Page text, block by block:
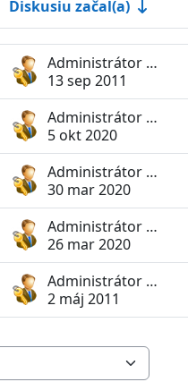
Diskusiu začal(a)
Administrátor Moodle FF
13 sep 2011
Administrátor Moodle FF
5 okt 2020
Administrátor Moodle FF
30 mar 2020
Administrátor Moodle FF
26 mar 2020
Administrátor Moodle FF
2 máj 2011